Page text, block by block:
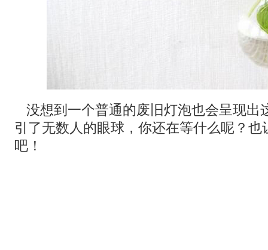
没想到一个普通的废旧灯泡也会呈现出
引了无数人的眼球，你还在等什么呢？也
吧！